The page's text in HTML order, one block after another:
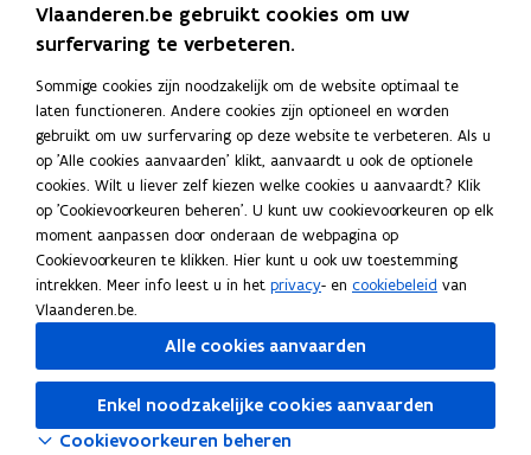
n
t
i
n
n
i
e
w
v
e
s
e
Raadplegen van bekendmakingen
Rechtzettingsbericht
In het oude platform moest u een nieuwe versie van de
aankondiging aanmaken en werd er een formulier F14
gecreëerd. Als u op het nieuwe platform een wijziging doet,
dan zal er een sectie ‘Wijziging’ in het aankondigingsformulier
verschijnen. Er wordt dus geen nieuw formulier aangemaakt.
Verdagen van de uiterste ontvangstdatum
Deel deze pagina
i
o
Vlaanderen.be gebruikt cookies om uw
surfervaring te verbeteren.
Sommige cookies zijn noodzakelijk om de website optimaal te
laten functioneren. Andere cookies zijn optioneel en worden
gebruikt om uw surfervaring op deze website te verbeteren. Als u
op 'Alle cookies aanvaarden' klikt, aanvaardt u ook de optionele
cookies. Wilt u liever zelf kiezen welke cookies u aanvaardt? Klik
op 'Cookievoorkeuren beheren'. U kunt uw cookievoorkeuren op elk
moment aanpassen door onderaan de webpagina op
Cookievoorkeuren te klikken. Hier kunt u ook uw toestemming
intrekken. Meer info leest u in het privacy- en cookiebeleid van
Vlaanderen.be.
Alle cookies aanvaarden
Enkel noodzakelijke cookies aanvaarden
Cookievoorkeuren beheren